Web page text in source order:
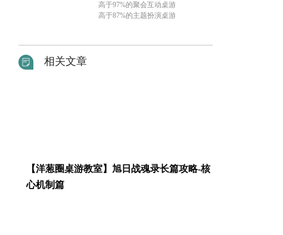
高于97%的聚会互动桌游
高于87%的主题扮演桌游
相关文章
【洋葱圈桌游教室】旭日战魂录长篇攻略-核
心机制篇